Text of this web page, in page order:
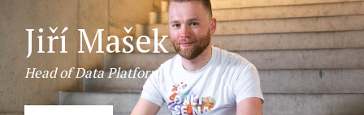
Jiří Mašek
Head of Data Platform